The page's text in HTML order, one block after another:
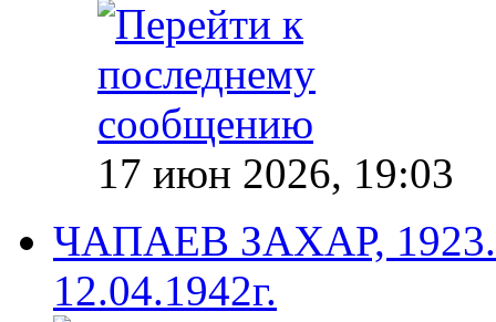
17 июн 2026, 19:03
ЧАПАЕВ ЗАХАР,
12.04.1942г.